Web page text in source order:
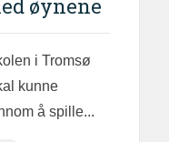
øynene
i Tromsø
kunne
å spille...